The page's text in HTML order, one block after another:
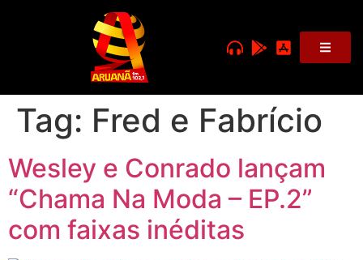
Tag: Fred e Fabrício
Wesley e Conrado lançam
“Chama Na Moda – EP.2”
com faixas inéditas